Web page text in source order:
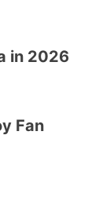
in 2026
Fan